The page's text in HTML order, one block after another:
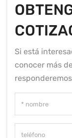
Si está
conocer más